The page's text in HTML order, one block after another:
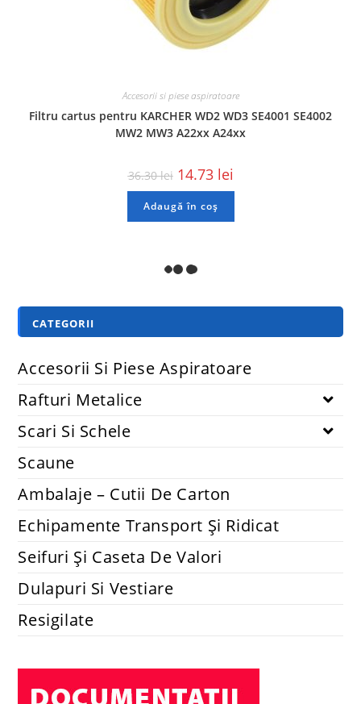
Accesorii si piese aspiratoare
Filtru cartus pentru KARCHER WD2 WD3 SE4001 SE4002
MW2 MW3 A22xx A24xx
36.30lei 14.73 lei
Adaugă în coș
Set 2 lavete mopuri compatibile cu robot Xiaomi Mi Robot